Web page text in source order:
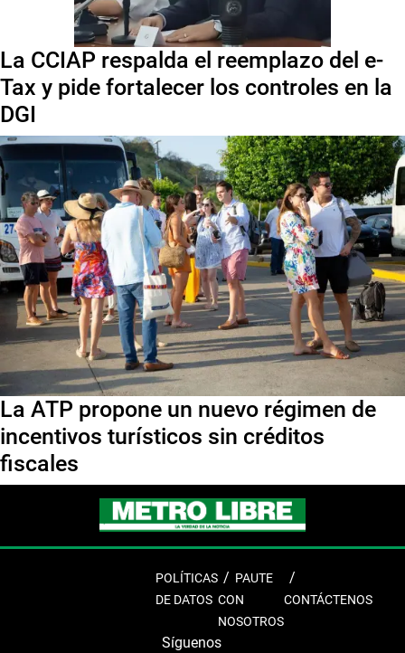
La CCIAP respalda el reemplazo del e-
Tax y pide fortalecer los controles en la
DGI
La ATP propone un nuevo régimen de
incentivos turísticos sin créditos
fiscales
POLÍTICAS
DE DATOS
PAUTE
CON
NOSOTROS
CONTÁCTENOS
Síguenos